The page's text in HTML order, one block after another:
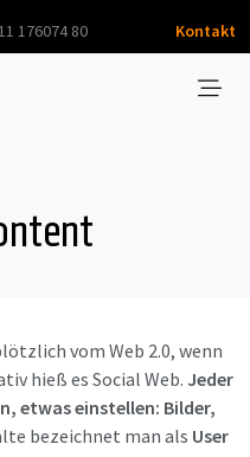
176074 80 Kontakt
vom Web 2.0, wenn
hieß es Social Web. Jeder
etwas einstellen: Bilder,
bezeichnet man als User